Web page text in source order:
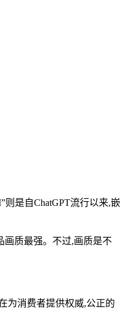
则是自ChatGPT流行以来,嵌
画质最强。不过,画质是不
为消费者提供权威,公正的